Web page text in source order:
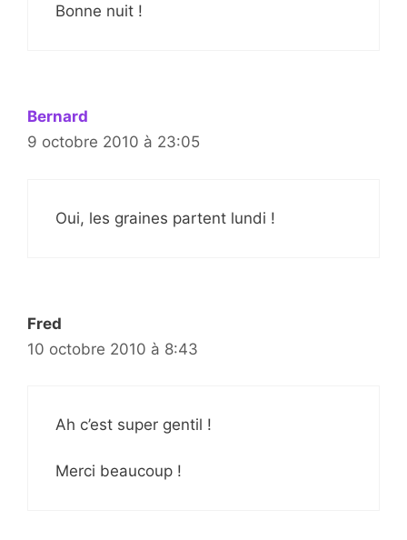
Bonne nuit !
Bernard
9 octobre 2010 à 23:05
Oui, les graines partent lundi !
Fred
10 octobre 2010 à 8:43
Ah c’est super gentil !
Merci beaucoup !